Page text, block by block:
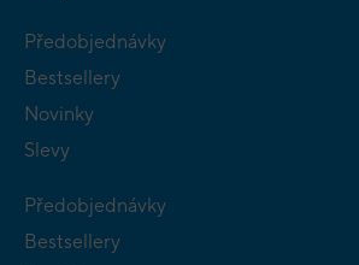
Předobjednávky
Bestsellery
Novinky
Slevy
Předobjednávky
Bestsellery